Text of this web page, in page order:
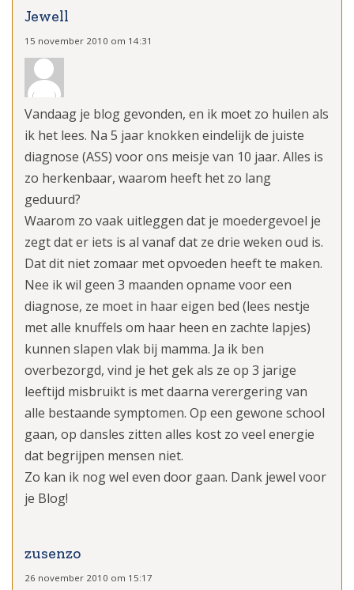
Jewell
15 november 2010 om 14:31
Vandaag je blog gevonden, en ik moet zo huilen als
ik het lees. Na 5 jaar knokken eindelijk de juiste
diagnose (ASS) voor ons meisje van 10 jaar. Alles is
zo herkenbaar, waarom heeft het zo lang
geduurd?
Waarom zo vaak uitleggen dat je moedergevoel je
zegt dat er iets is al vanaf dat ze drie weken oud is.
Dat dit niet zomaar met opvoeden heeft te maken.
Nee ik wil geen 3 maanden opname voor een
diagnose, ze moet in haar eigen bed (lees nestje
met alle knuffels om haar heen en zachte lapjes)
kunnen slapen vlak bij mamma. Ja ik ben
overbezorgd, vind je het gek als ze op 3 jarige
leeftijd misbruikt is met daarna verergering van
alle bestaande symptomen. Op een gewone school
gaan, op dansles zitten alles kost zo veel energie
dat begrijpen mensen niet.
Zo kan ik nog wel even door gaan. Dank jewel voor
je Blog!
zusenzo
26 november 2010 om 15:17